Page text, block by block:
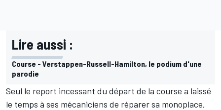
Lire aussi :
Course - Verstappen-Russell-Hamilton, le podium d'une
parodie
Seul le report incessant du départ de la course a laissé
le temps à ses mécaniciens de réparer sa monoplace,